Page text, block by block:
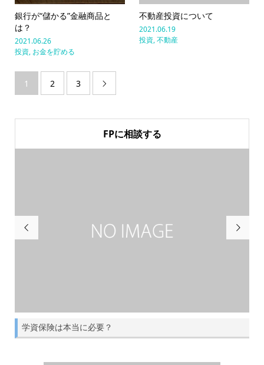
銀行が“儲かる”金融商品と
は？
2021.06.26
投資, お金を貯める
不動産投資について
2021.06.19
投資,不動産
1 2 3 
FPに相談する

学資保険は本当に必要？
